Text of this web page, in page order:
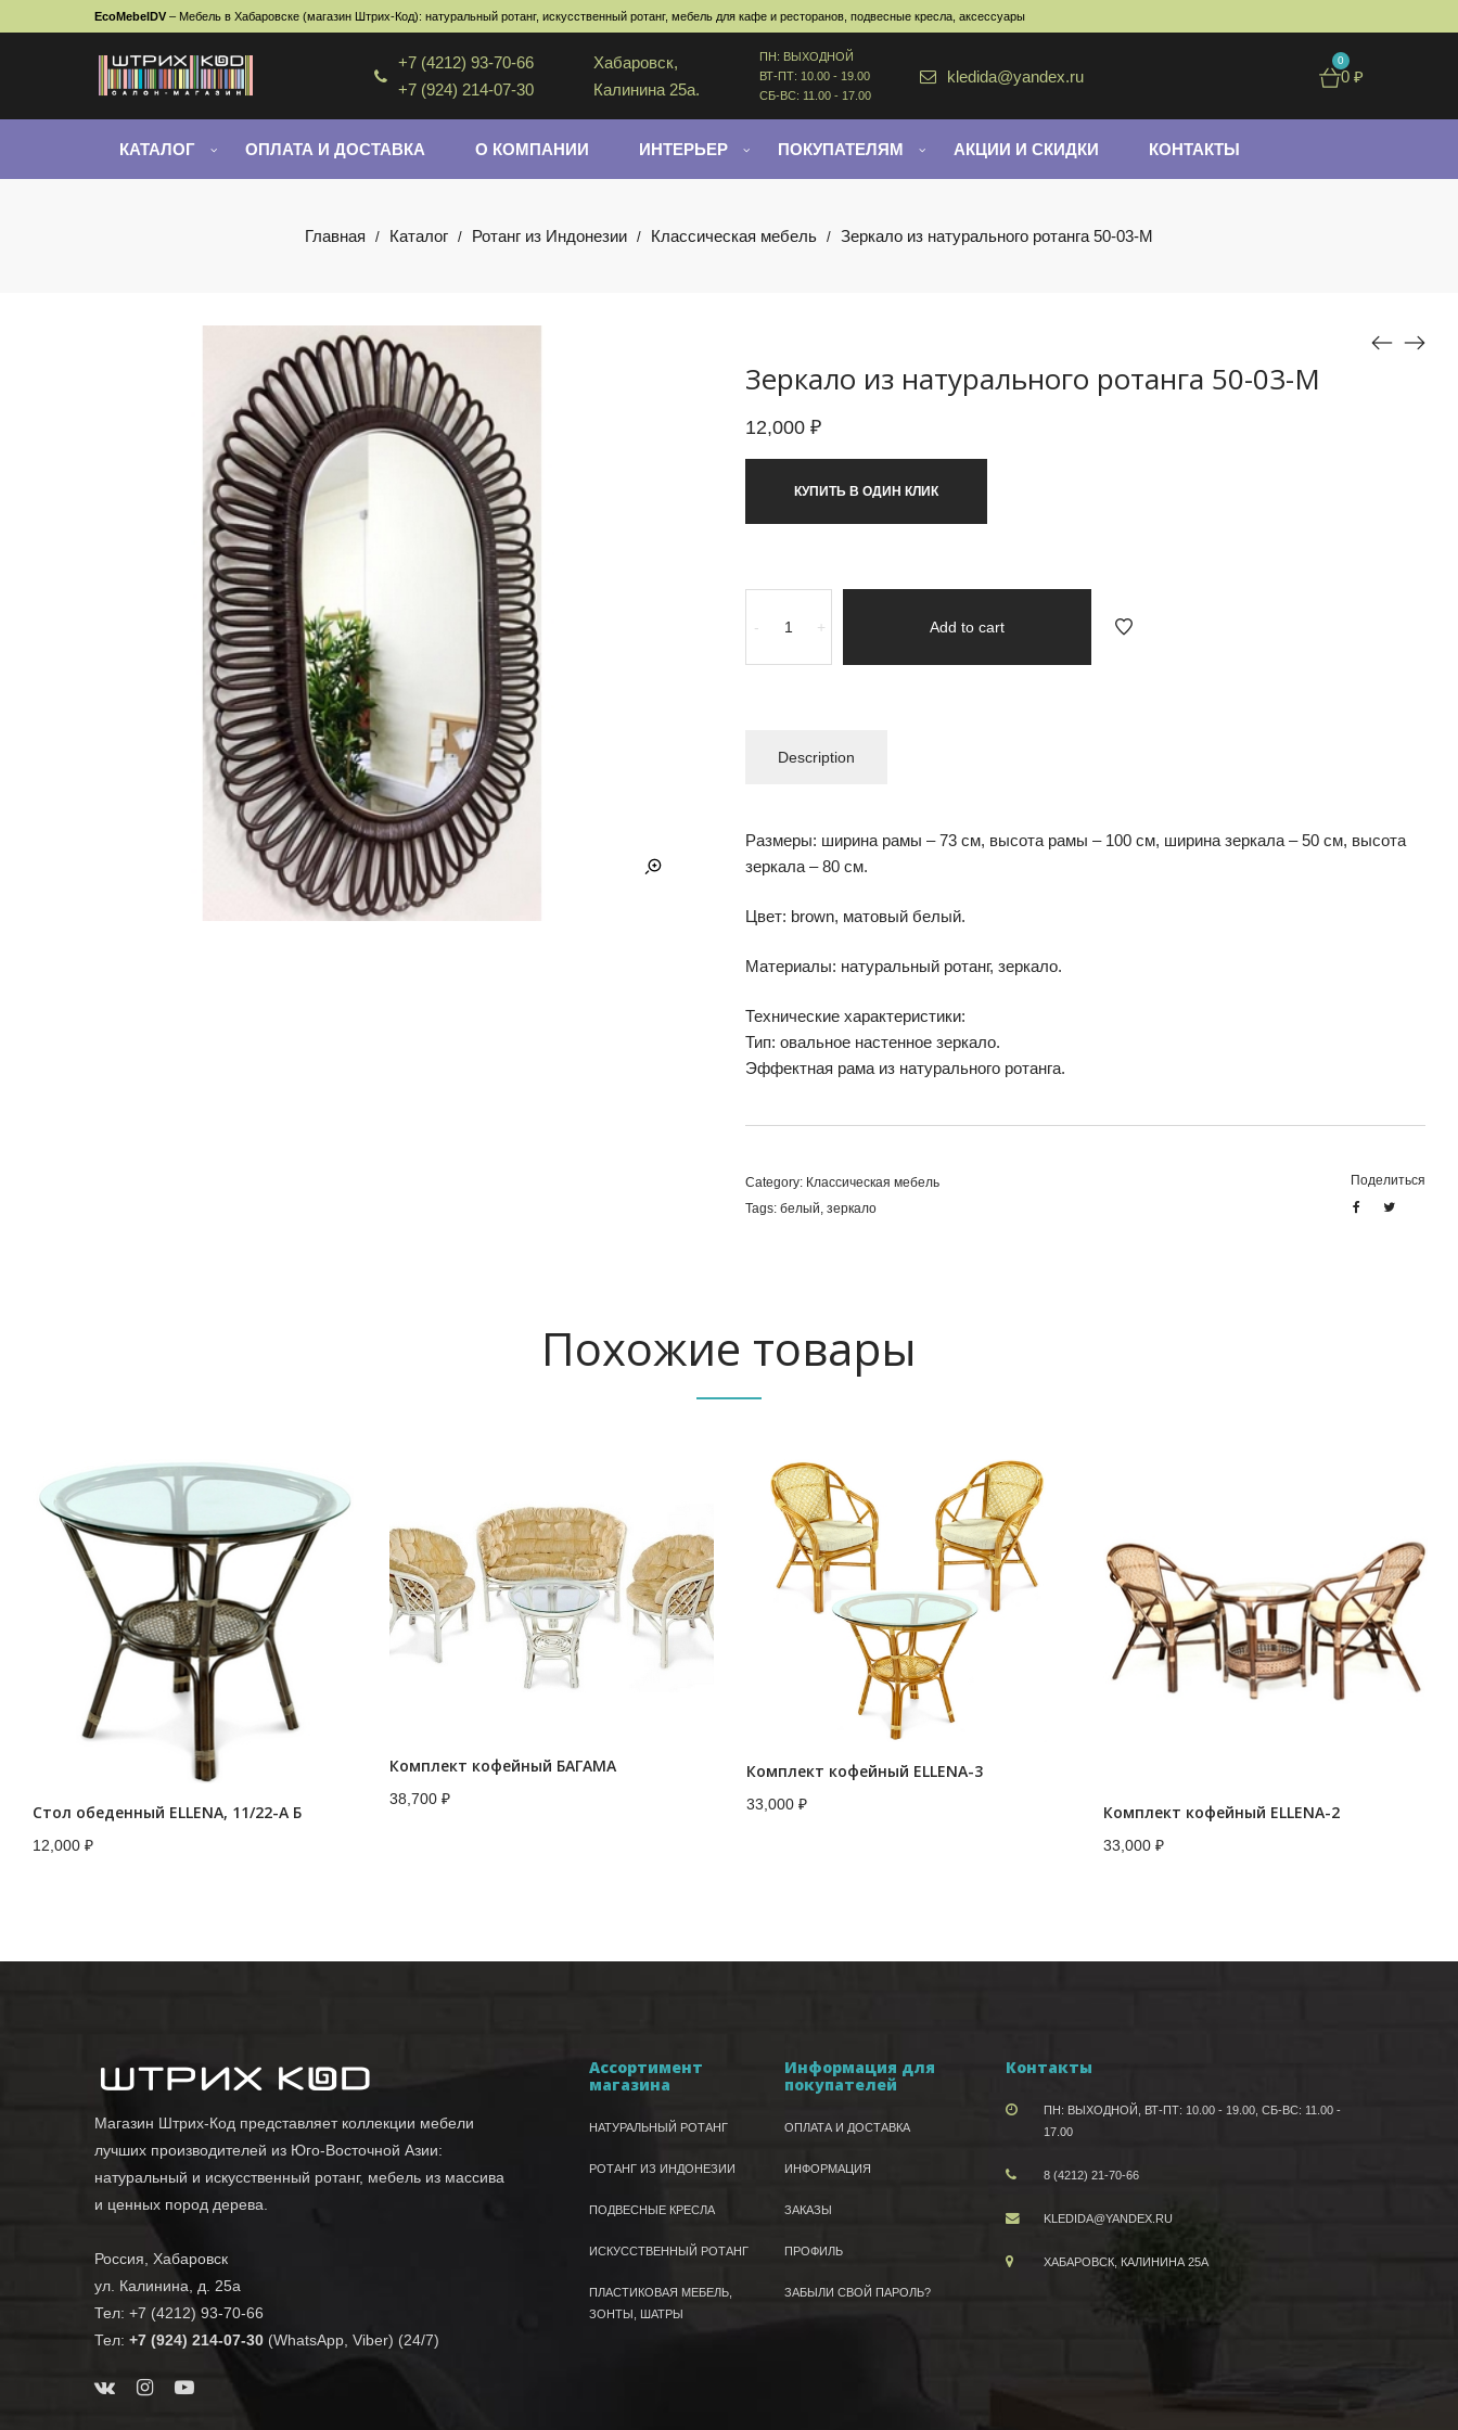
EcoMebelDV – Мебель в Хабаровске (магазин Штрих-Код): натуральный ротанг, искусственный ротанг, мебель для кафе и ресторанов, подвесные кресла, аксессуары
+7 (4212) 93-70-66
+7 (924) 214-07-30
Хабаровск,
Калинина 25а.
ПН: ВЫХОДНОЙ
ВТ-ПТ: 10.00 - 19.00
СБ-ВС: 11.00 - 17.00
kledida@yandex.ru
0
0 ₽
КАТАЛОГ ОПЛАТА И ДОСТАВКА О КОМПАНИИ ИНТЕРЬЕР ПОКУПАТЕЛЯМ АКЦИИ И СКИДКИ КОНТАКТЫ
Главная / Каталог / Ротанг из Индонезии / Классическая мебель / Зеркало из натурального ротанга 50-03-M
Зеркало из натурального ротанга 50-03-M
12,000 ₽
КУПИТЬ В ОДИН КЛИК
- + Add to cart
Description
Размеры: ширина рамы – 73 см, высота рамы – 100 см, ширина зеркала – 50 см, высота
зеркала – 80 см.
Цвет: brown, матовый белый.
Материалы: натуральный ротанг, зеркало.
Технические характеристики:
Тип: овальное настенное зеркало.
Эффектная рама из натурального ротанга.
Category: Классическая мебель
Tags: белый зеркало
Поделиться
Похожие товары
Стол обеденный ELLENA, 11/22-A Б
12,000 ₽
Комплект кофейный БАГАМА
38,700 ₽
Комплект кофейный ELLENA-3
33,000 ₽ Комплект кофейный ELLENA-2
33,000 ₽
Магазин Штрих-Код представляет коллекции мебели
лучших производителей из Юго-Восточной Азии:
натуральный и искусственный ротанг, мебель из массива
и ценных пород дерева.
Россия, Хабаровск
ул. Калинина, д. 25а
Тел: +7 (4212) 93-70-66
Тел: +7 (924) 214-07-30 (WhatsApp, Viber) (24/7)
Ассортимент
магазина
НАТУРАЛЬНЫЙ РОТАНГ
РОТАНГ ИЗ ИНДОНЕЗИИ
ПОДВЕСНЫЕ КРЕСЛА
ИСКУССТВЕННЫЙ РОТАНГ
ПЛАСТИКОВАЯ МЕБЕЛЬ,
ЗОНТЫ, ШАТРЫ
Информация для
покупателей
ОПЛАТА И ДОСТАВКА
ИНФОРМАЦИЯ
ЗАКАЗЫ
ПРОФИЛЬ
ЗАБЫЛИ СВОЙ ПАРОЛЬ?
Контакты
ПН: ВЫХОДНОЙ, ВТ-ПТ: 10.00 - 19.00, СБ-ВС: 11.00 -
17.00
8 (4212) 21-70-66
KLEDIDA@YANDEX.RU
ХАБАРОВСК, КАЛИНИНА 25А